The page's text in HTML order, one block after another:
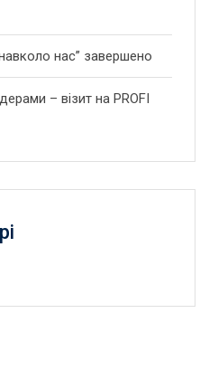
нас” завершено
– візит на PROFI